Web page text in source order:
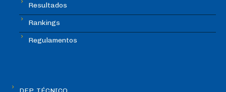
Resultados
Rankings
Regulamentos